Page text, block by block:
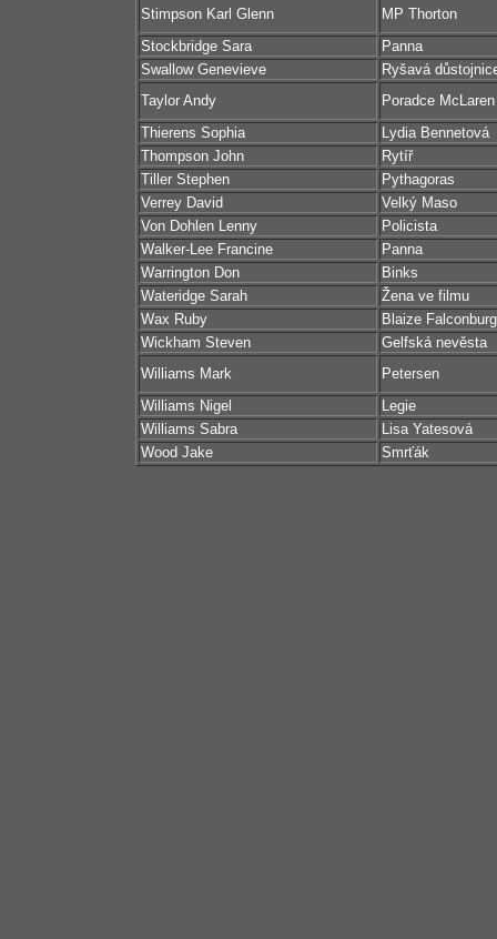
Stimpson Karl Glenn
MP Thorton
Stockbridge Sara
Panna
Swallow Genevieve
Ryšavá
Taylor Andy
Poradce McLaren
Thierens Sophia
Lydia Bennetová
Thompson John
Rytíř
Tiller Stephen
Pythagoras
Verrey David
Velký Maso
Von Dohlen Lenny
Policista
Walker-Lee Francine
Panna
Warrington Don
Binks
Wateridge Sarah
Žena ve filmu
Wax Ruby
Blaize
Wickham Steven
Gelfská nevěsta
Williams Mark
Petersen
Williams Nigel
Legie
Williams Sabra
Lisa Yatesová
Wood Jake
Smrťák